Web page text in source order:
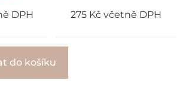
DPH 275 Kč včetně DPH
do košíku